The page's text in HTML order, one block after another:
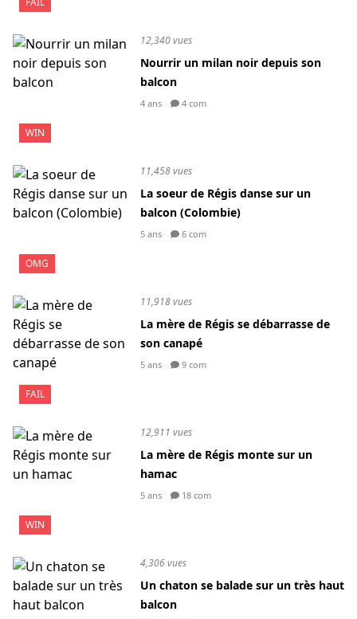
WIN
12,340 vues
Nourrir un milan noir depuis son
balcon
4 ans 4 com
OMG
11,458 vues
La soeur de Régis danse sur un
balcon (Colombie)
5 ans 6 com
FAIL
11,918 vues
La mère de Régis se débarrasse de
son canapé
5 ans 9 com
WIN
12,911 vues
La mère de Régis monte sur un
hamac
5 ans 18 com
4,306 vues
Un chaton se balade sur un très haut
balcon